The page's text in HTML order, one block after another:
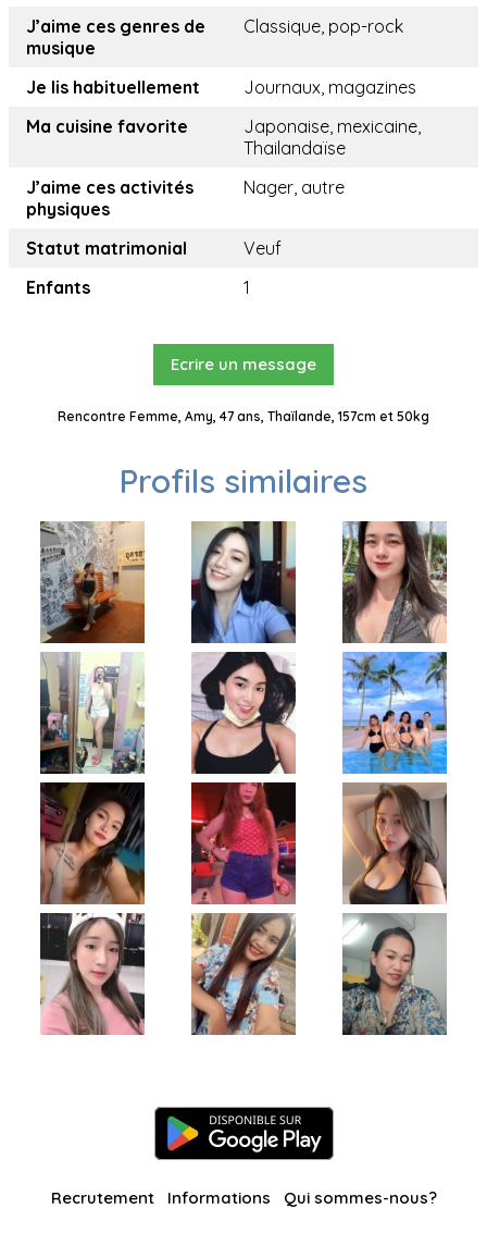
J’aime ces genres de
musique
Classique, pop-rock
Je lis habituellement
Journaux, magazines
Ma cuisine favorite
Japonaise, mexicaine,
Thailandaïse
J’aime ces activités
physiques
Nager, autre
Statut matrimonial
Veuf
Enfants
1
Ecrire un message
Rencontre Femme, Amy, 47 ans, Thaïlande, 157cm et 50kg
Profils similaires
Recrutement Informations Qui sommes-nous?